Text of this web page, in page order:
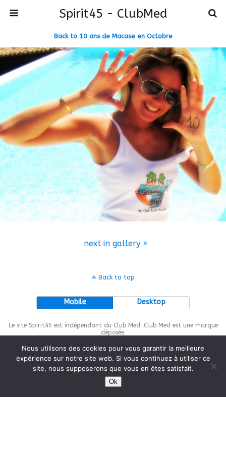
Spirit45 - ClubMed
Back to 10 ans de Macase en Octobre
next in gallery »
Back to top
Mobile Desktop
Le site Spirit45 est indépendant du Club Med. Club Med est une marque
déposée.
This site is protected bywp-copyrightpro.com
Nous utilisons des cookies pour vous garantir la meilleure
expérience sur notre site web. Si vous continuez à utiliser ce
site, nous supposerons que vous en êtes satisfait.
Ok